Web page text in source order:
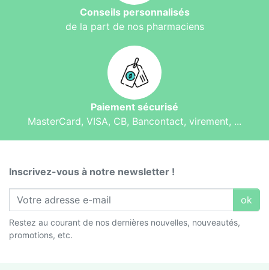
Conseils personnalisés
de la part de nos pharmaciens
Paiement sécurisé
MasterCard, VISA, CB, Bancontact, virement, ...
Inscrivez-vous à notre newsletter !
ok
Restez au courant de nos dernières nouvelles, nouveautés,
promotions, etc.